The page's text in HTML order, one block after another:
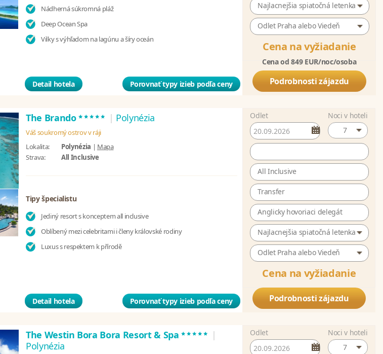
Nádherná súkromná pláž
Deep Ocean Spa
Vilky s výhľadom na lagúnu a šíry oceán
Detail hotela Porovnať typy izieb podľa ceny
Najlacnejšia spiatočná letenka
Odlet Praha alebo Viedeň
Cena na vyžiadanie
Cena od 849 EUR/noc/osoba
Podrobnosti zájazdu
The Brando***** | Polynézia
Váš soukromý ostrov v ráji
Lokalita:
Polynézia | Mapa
Strava:
All Inclusive
Tipy špecialistu
Jediný resort s konceptem all inclusive
Oblíbený mezi celebritami i členy královské rodiny
Luxus s respektem k přírodě
Detail hotela Porovnať typy izieb podľa ceny
Odlet
Noci v hoteli
7
All Inclusive
Transfer
Anglicky hovoriaci delegát
Najlacnejšia spiatočná letenka
Odlet Praha alebo Viedeň
Cena na vyžiadanie
Podrobnosti zájazdu
The Westin Bora Bora Resort & Spa***** |
Polynézia
Odlet
Noci v hoteli
7